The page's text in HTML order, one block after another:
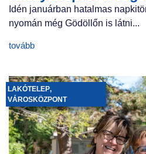
Idén januárban hatalmas
nyomán még Gödöllőn is látni...
tovább
LAKÓTELEP,
VÁROSKÖZPONT